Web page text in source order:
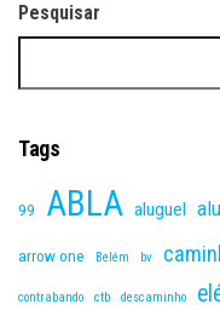
Pesquisar
Tags
99 ABLA aluguel
arrow one Belém bv
contrabando ctb descaminho